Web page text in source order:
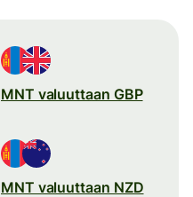
MNT valuuttaan GBP
MNT valuuttaan NZD